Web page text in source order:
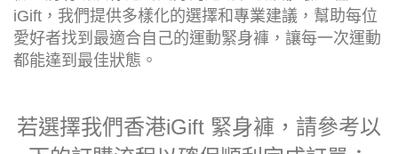
耐穿性 - 考慮緊身褲的材質和耐用度是否能夠承受你
常做的運動類型和強度。
了解自己的運動習慣，選擇符合自己需要的運動緊身
愛好者找到最適合自己的運動緊身褲，讓每一次運動
都能達到最佳狀態。